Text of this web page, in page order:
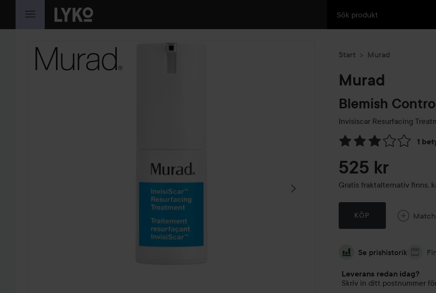
HOPPA TILL INNEHÅLLET
HOPPA ÖVER SEKTIONEN Start Murad
Murad
Blemish
Invisiscar Resurfacing
1
Hoppa till Betyg &
525 kr
Gratis fraktalternativ finns,
KÖP
Se prishistorik
Leverans redan idag?
Skriv in ditt postnummer